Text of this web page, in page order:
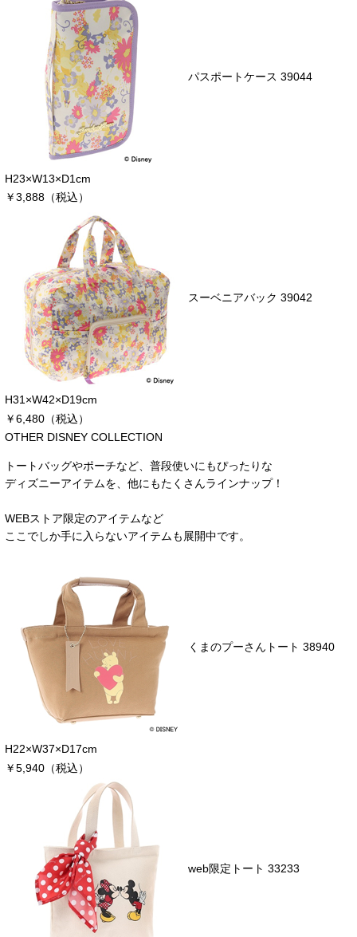
パスポートケース 39044
H23×W13×D1cm
￥3,888（税込）
スーベニアバック 39042
H31×W42×D19cm
￥6,480（税込）
OTHER DISNEY COLLECTION
トートバッグやポーチなど、普段使いにもぴったりな
ディズニーアイテムを、他にもたくさんラインナップ！
WEBストア限定のアイテムなど
ここでしか手に入らないアイテムも展開中です。
くまのプーさんトート 38940
H22×W37×D17cm
￥5,940（税込）
web限定トート 33233